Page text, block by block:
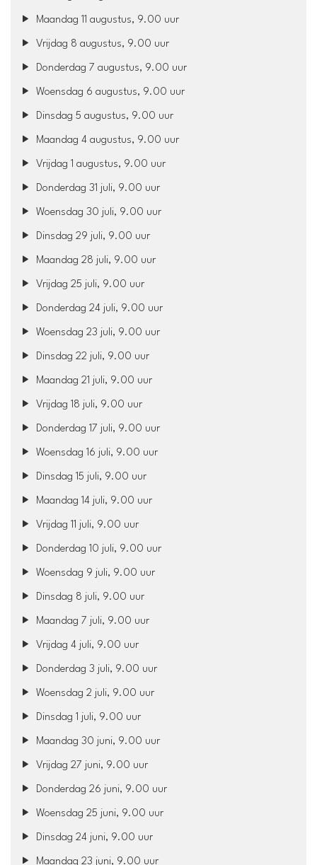
Maandag 11 augustus, 9.00 uur
Vrijdag 8 augustus, 9.00 uur
Donderdag 7 augustus, 9.00 uur
Woensdag 6 augustus, 9.00 uur
Dinsdag 5 augustus, 9.00 uur
Maandag 4 augustus, 9.00 uur
Vrijdag 1 augustus, 9.00 uur
Donderdag 31 juli, 9.00 uur
Woensdag 30 juli, 9.00 uur
Dinsdag 29 juli, 9.00 uur
Maandag 28 juli, 9.00 uur
Vrijdag 25 juli, 9.00 uur
Donderdag 24 juli, 9.00 uur
Woensdag 23 juli, 9.00 uur
Dinsdag 22 juli, 9.00 uur
Maandag 21 juli, 9.00 uur
Vrijdag 18 juli, 9.00 uur
Donderdag 17 juli, 9.00 uur
Woensdag 16 juli, 9.00 uur
Dinsdag 15 juli, 9.00 uur
Maandag 14 juli, 9.00 uur
Vrijdag 11 juli, 9.00 uur
Donderdag 10 juli, 9.00 uur
Woensdag 9 juli, 9.00 uur
Dinsdag 8 juli, 9.00 uur
Maandag 7 juli, 9.00 uur
Vrijdag 4 juli, 9.00 uur
Donderdag 3 juli, 9.00 uur
Woensdag 2 juli, 9.00 uur
Dinsdag 1 juli, 9.00 uur
Maandag 30 juni, 9.00 uur
Vrijdag 27 juni, 9.00 uur
Donderdag 26 juni, 9.00 uur
Woensdag 25 juni, 9.00 uur
Dinsdag 24 juni, 9.00 uur
Maandag 23 juni, 9.00 uur